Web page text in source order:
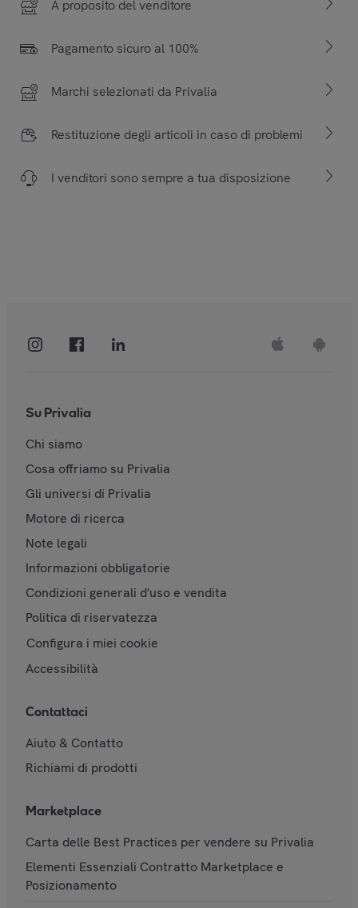
A proposito del venditore
Pagamento sicuro al 100%
Marchi selezionati da Privalia
Restituzione degli articoli in caso di problemi
I venditori sono sempre a tua disposizione
Su Privalia
Chi siamo
Cosa offriamo su Privalia
Gli universi di Privalia
Motore di ricerca
Note legali
Informazioni obbligatorie
Condizioni generali d'uso e vendita
Politica di riservatezza
Configura i miei cookie
Accessibilità
Contattaci
Aiuto & Contatto
Richiami di prodotti
Marketplace
Carta delle Best Practices per vendere su Privalia
Elementi Essenziali Contratto Marketplace e
Posizionamento